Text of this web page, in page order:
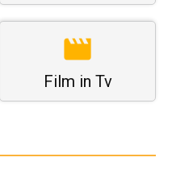
Film in Tv